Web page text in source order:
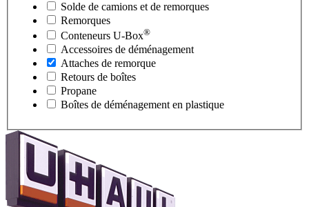
Solde de camions et de remorques
Remorques
Conteneurs U-Box®
Accessoires de déménagement
Attaches de remorque
Retours de boîtes
Propane
Boîtes de déménagement en plastique